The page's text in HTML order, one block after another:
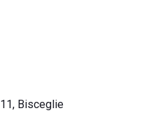
invece, dispone di
Bisceglie